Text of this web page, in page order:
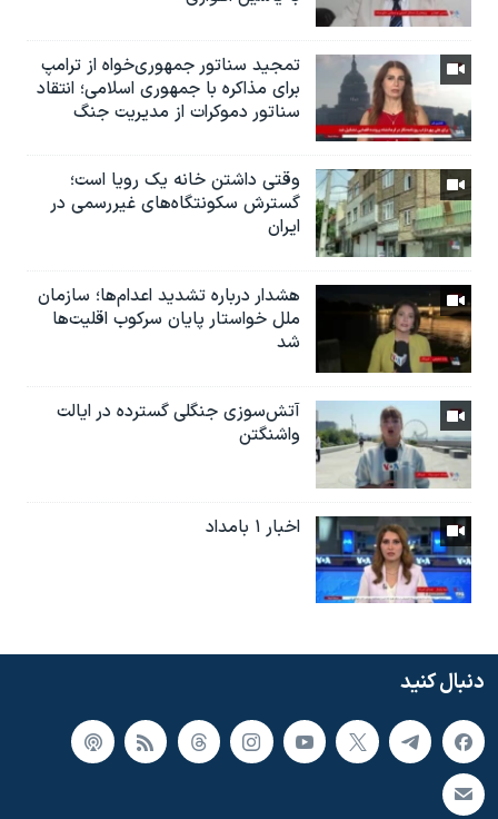
تمجید سناتور جمهوری‌خواه از ترامپ
برای مذاکره با جمهوری اسلامی؛ انتقاد
سناتور دموکرات از مدیریت جنگ
وقتی داشتن خانه یک رویا است؛
گسترش سکونتگاه‌های غیررسمی در
ایران
هشدار درباره تشدید اعدام‌ها؛ سازمان
ملل خواستار پایان سرکوب اقلیت‌ها
شد
آتش‌سوزی جنگلی گسترده در ایالت
واشنگتن
اخبار ۱ بامداد
دنبال کنید